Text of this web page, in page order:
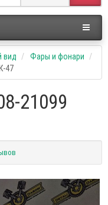
вид
Фары и фонари
47
21099